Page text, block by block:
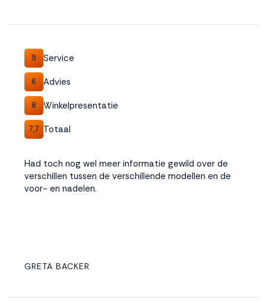
9 Service
6 Advies
8 Winkelpresentatie
7,7 Totaal
Had toch nog wel meer informatie gewild over de
verschillen tussen de verschillende modellen en de
voor- en nadelen.
GRETA BACKER